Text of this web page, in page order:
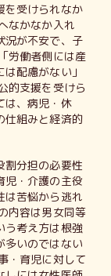
を受けられなか
なかなか入れ
況が不安で、子
労働者側には産
配慮がない」
的支援を受けら
は、病児・休
仕組みと経済的
割分担の必要性
児・介護の主役
は苦悩から逃れ
内容は男女同等
う考え方は根強
多いのではない
・育児に対して